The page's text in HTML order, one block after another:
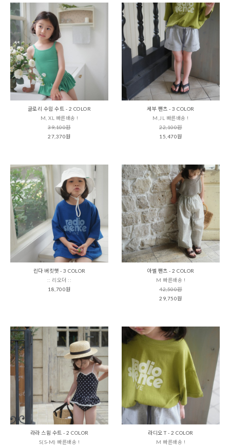
글로리 수읨 수트 - 2 COLOR
M, XL 빠른배송 !
39,100원
27,370원
세부 팬츠 - 3 COLOR
M,JL 빠른배송 !
22,100원
15,470원
린다 버킷햇 - 3 COLOR
:: 리오더 ::
18,700원
아벨 팬츠 - 2 COLOR
M 빠른배송 !
42,500원
29,750원
라라 스윔 수트 - 2 COLOR
S(S-M) 빠른배송 !
라디오 T - 2 COLOR
M 빠른배송 !